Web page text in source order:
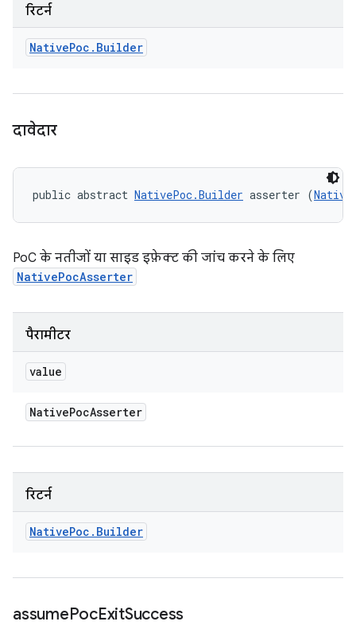
रिटर्न
NativePoc . Builder
दावेदार
public abstract NativePoc.Builder asserter (
PoC के नतीजों या साइड इफ़ेक्ट की जांच करने के लिए
NativePocAsserter
पैरामीटर
value
NativePocAsserter
रिटर्न
NativePoc . Builder
assumePocExitSuccess